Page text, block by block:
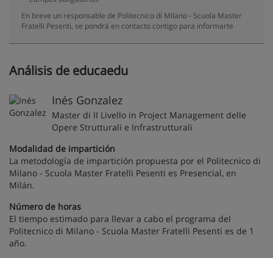
En breve un responsable de Politecnico di Milano - Scuola Master
Fratelli Pesenti, se pondrá en contacto contigo para informarte
Análisis de educaedu
Inés Gonzalez
Master di II Livello in Project Management delle
Opere Strutturali e Infrastrutturali
Modalidad de impartición
La metodología de impartición propuesta por el Politecnico di
Milano - Scuola Master Fratelli Pesenti es Presencial, en
Milán.
Número de horas
El tiempo estimado para llevar a cabo el programa del
Politecnico di Milano - Scuola Master Fratelli Pesenti es de 1
año.